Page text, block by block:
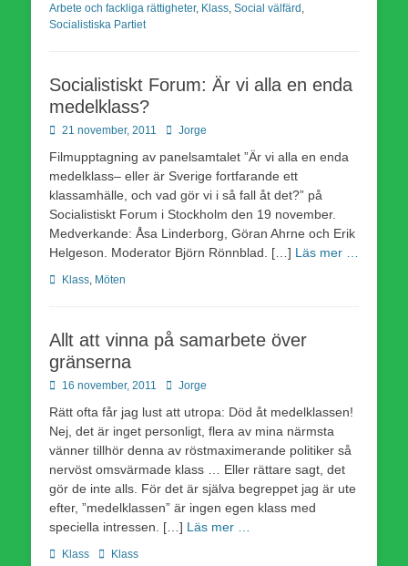
Arbete och fackliga rättigheter, Klass Social välfärd
Socialistiska Partiet
Socialistiskt Forum: Är vi alla en enda
medelklass?
Publicerad
21 november, 2011 Författare
Jorge
Filmupptagning av panelsamtalet ”Är vi alla en enda
medelklass– eller är Sverige fortfarande ett
klassamhälle, och vad gör vi i så fall åt det?” på
Socialistiskt Forum i Stockholm den 19 november.
Medverkande: Åsa Linderborg, Göran Ahrne och Erik
Helgeson. Moderator Björn Rönnblad. […] Läs mer …
Kategorier
Klass Möten
Allt att vinna på samarbete över
gränserna
Publicerad
16 november, 2011 Författare
Jorge
Rätt ofta får jag lust att utropa: Död åt medelklassen!
Nej, det är inget personligt, flera av mina närmsta
vänner tillhör denna av röstmaximerande politiker så
nervöst omsvärmade klass … Eller rättare sagt, det
gör de inte alls. För det är själva begreppet jag är ute
efter, ”medelklassen” är ingen egen klass med
speciella intressen. […] Läs mer …
Kategorier
Klass Etiketter
Klass